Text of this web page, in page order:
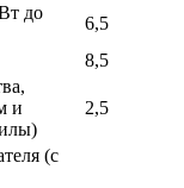
до
6,5
8,5
и
2,5
(с